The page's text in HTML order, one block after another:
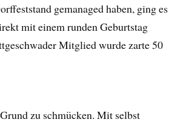
gemanaged haben, ging es
mit einem runden Geburtstag
Mitglied wurde zarte 50
zu schmücken. Mit selbst